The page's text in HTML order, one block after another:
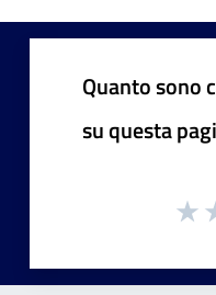
Quanto sono
su questa